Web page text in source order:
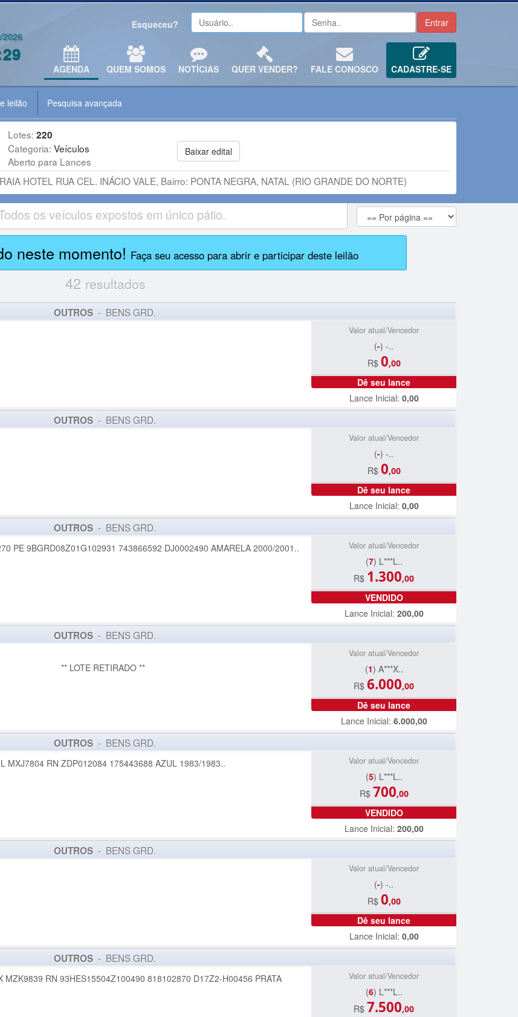
2026
Esqueceu?
AGENDA QUEM SOMOS NOTÍCIAS QUER VENDER? FALE CONOSCO CADASTRE-SE
leilão Pesquisa avançada
Lotes:220
Categoria:Veículos
Aberto para Lances
Baixar edital
HOTEL RUA CEL. INÁCIO VALE, Bairro: PONTA NEGRA, NATAL (RIO GRANDE DO NORTE)
os veículos expostos em único pátio.
neste momento! Faça seu acesso para abrir e participar deste leilão
42 resultados
OUTROS- BENS GRD.
Valor atual/Vencedor
(-) -..
R$ 0,00
Dê seu lance
Lance Inicial: 0,00
OUTROS- BENS GRD.
Valor atual/Vencedor
(-) -..
R$ 0,00
Dê seu lance
Lance Inicial: 0,00
OUTROS- BENS GRD.
PE 9BGRD08Z01G102931 743866592 DJ0002490 AMARELA 2000/2001.. Valor atual/Vencedor
(7) L***L..
R$ 1.300,00
VENDIDO
Lance Inicial: 200,00
OUTROS- BENS GRD.
** LOTE RETIRADO **
Valor atual/Vencedor
(1) A***X..
R$6.000,00
Dê seu lance
Lance Inicial: 6.000,00
OUTROS- BENS GRD.
MXJ7804 RN ZDP012084 175443688 AZUL 1983/1983.. Valor atual/Vencedor
(5) L***L..
R$ 700,00
VENDIDO
Lance Inicial: 200,00
OUTROS- BENS GRD.
Valor atual/Vencedor
(-) -..
R$ 0,00
Dê seu lance
Lance Inicial: 0,00
OUTROS- BENS GRD.
MZK9839 RN 93HES15504Z100490 818102870 D17Z2-H00456 PRATA
Valor atual/Vencedor
(6) L***L..
R$ 7.500,00